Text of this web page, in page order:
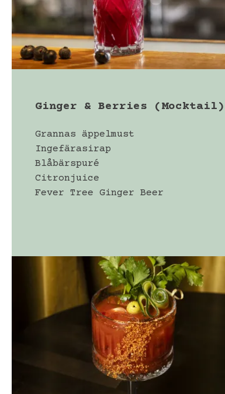
Ginger & Berries (Mocktail)
Grannas äppelmust
Ingefärasirap
Blåbärspuré
Citronjuice
Fever Tree Ginger Beer